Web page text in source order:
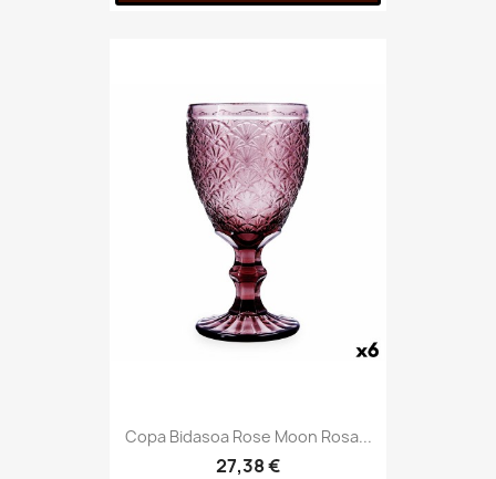
Copa Bidasoa Rose Moon Rosa...
27,38 €